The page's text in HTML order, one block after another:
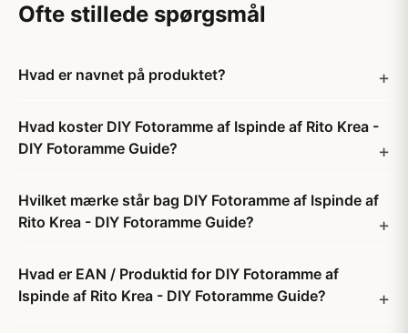
Ofte stillede spørgsmål
Hvad er navnet på produktet?
Hvad koster DIY Fotoramme af Ispinde af Rito Krea -
DIY Fotoramme Guide?
Hvilket mærke står bag DIY Fotoramme af Ispinde af
Rito Krea - DIY Fotoramme Guide?
Hvad er EAN / Produktid for DIY Fotoramme af
Ispinde af Rito Krea - DIY Fotoramme Guide?